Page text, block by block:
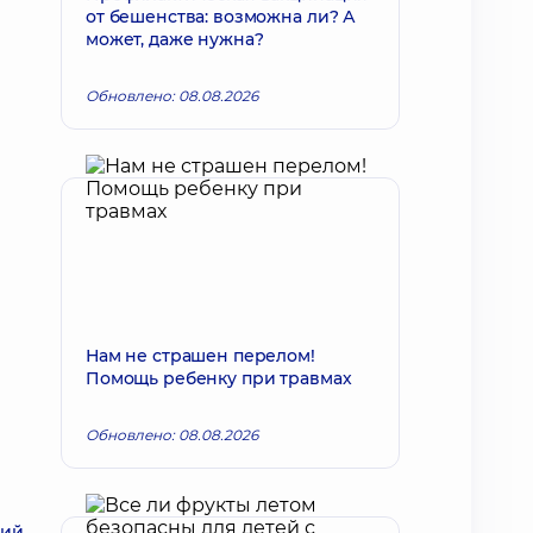
от бешенства: возможна ли? А
может, даже нужна?
Обновлено: 08.08.2026
Нам не страшен перелом!
Помощь ребенку при травмах
Обновлено: 08.08.2026